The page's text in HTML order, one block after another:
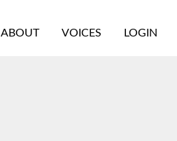
ABOUT VOICES LOGIN